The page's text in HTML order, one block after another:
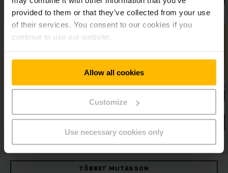
provided to them or that they’ve collected from your use
of their services. You consent to our cookies if you
continue to use our website.
Allow all cookies
Customize
Use necessary cookies only
TÖBBET MUTASSON